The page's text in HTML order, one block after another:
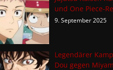
und One Piece-
9. September 2025
Legendärer
Dou gegen